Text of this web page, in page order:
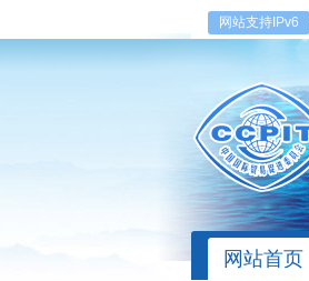
网站支持IPv6
网站首页